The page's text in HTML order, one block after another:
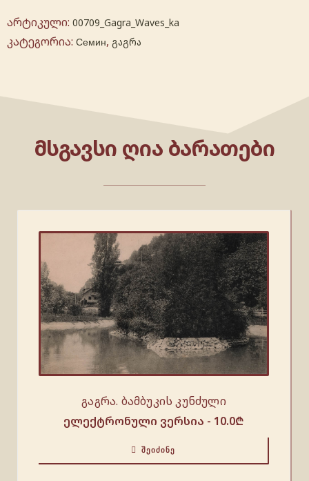
არტიკული: 00709_Gagra_Waves_ka
კატეგორია: Семин, გაგრა
ᲛᲡᲒᲐᲕᲡᲘ ᲦᲘᲐ ᲑᲐᲠᲐᲗᲔᲑᲘ
გაგრა. ბამბუკის კუნძული
ელექტრონული ვერსია - 10.0₾
ᲨᲔᲘᲫᲘᲜᲔ